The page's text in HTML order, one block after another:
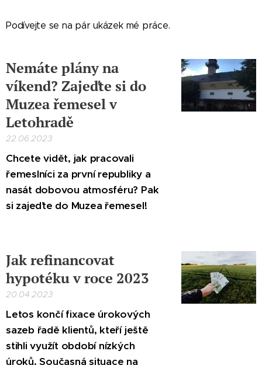
Podívejte se na pár ukázek mé práce.
Nemáte plány na
víkend? Zajeďte si do
Muzea řemesel v
Letohradě
22.06.2023
Chcete vidět, jak pracovali
řemeslníci za první republiky a
nasát dobovou atmosféru? Pak
si zajeďte do Muzea řemesel!
Jak refinancovat
hypotéku v roce 2023
20.04.2023
Letos končí fixace úrokových
sazeb řadě klientů, kteří ještě
stihli využít období nízkých
úroků. Současná situace na